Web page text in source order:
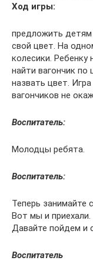
Ход игры:
предложить детям
свой цвет. На
колесики. Ребенку
найти вагончик по
назвать цвет.
вагончиков не
Воспитатель:
Молодцы ребята.
Воспитатель:
Теперь занимайте
Вот мы и
Давайте пойдем и
Воспитатель